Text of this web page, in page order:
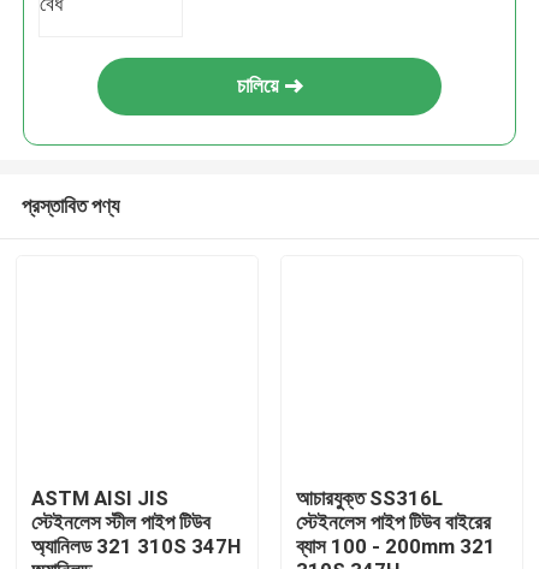
চালিয়ে
প্রস্তাবিত পণ্য
ASTM AISI JIS
স্টেইনলেস স্টীল পাইপ টিউব
অ্যানিলড 321 310S 347H
আচারযুক্ত SS316L
স্টেইনলেস পাইপ টিউব বাইরের
ব্যাস 100 - 200mm 321